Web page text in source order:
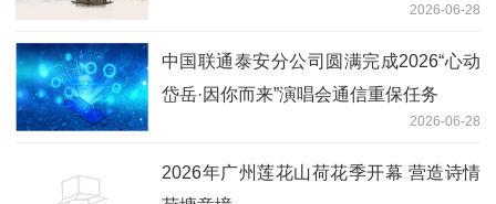
2026-06-28
中国联通泰安分公司圆满完成2026“心动
岱岳·因你而来”演唱会通信重保任务
2026-06-28
2026年广州莲花山荷花季开幕 营造诗情